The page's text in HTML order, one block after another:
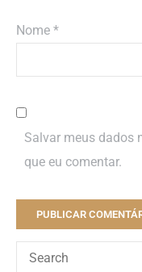
Nome *
Salvar meus dados
que eu comentar.